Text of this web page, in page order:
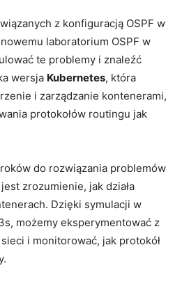
‍z konfiguracją OSPF⁣ w
laboratorium‍ OSPF⁤ w
te problemy i znaleźć
wersja Kubernetes, która
i zarządzanie kontenerami,
protokołów routingu jak⁣
do rozwiązania ⁤problemów
‍zrozumienie, ‍jak działa
Dzięki symulacji w
możemy eksperymentować z
i monitorować, ‍jak protokół